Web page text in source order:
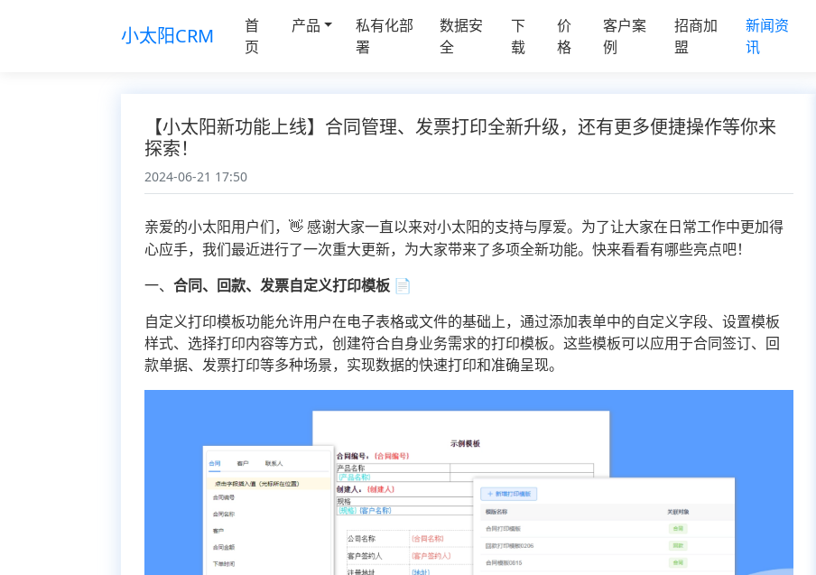
小太阳CRM
首
页
产品
私有化部
署
数据安
全
下
载
价
格
客户案
例
招商加
盟
新闻资
讯
【小太阳新功能上线】合同管理、发票打印全新升级，还有更多便捷操作等你来
探索！
2024-06-21 17:50
亲爱的小太阳用户们，👋 感谢大家一直以来对小太阳的支持与厚爱。为了让大家在日常工作中更加得
心应手，我们最近进行了一次重大更新，为大家带来了多项全新功能。快来看看有哪些亮点吧！
一、合同、回款、发票自定义打印模板 📄
自定义打印模板功能允许用户在电子表格或文件的基础上，通过添加表单中的自定义字段、设置模板
样式、选择打印内容等方式，创建符合自身业务需求的打印模板。这些模板可以应用于合同签订、回
款单据、发票打印等多种场景，实现数据的快速打印和准确呈现。